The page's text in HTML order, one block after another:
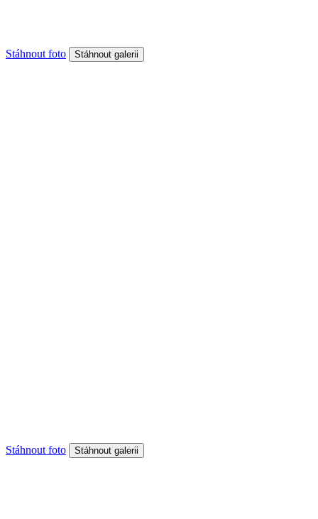
Stáhnout foto
Stáhnout foto